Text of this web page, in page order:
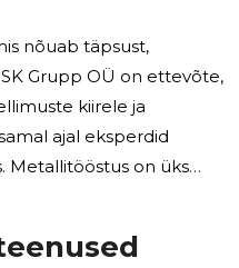
nõuab täpsust,
Grupp OÜ on ettevõte,
kiirele ja
ajal eksperdid
täidab kliendi vajadused